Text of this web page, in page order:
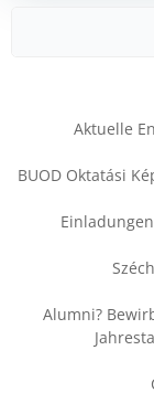
Aktuelle
BUOD Oktatási
Alumni?